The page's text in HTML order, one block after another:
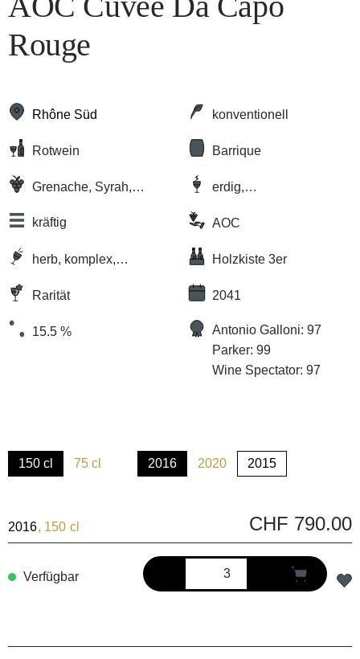
Rouge
Rhône Süd konventionell
Rotwein Barrique
Grenache, Syrah,
Trauben
erdig,
würzig
kräftig AOC
herb, komplex,
Holzkiste 3er
Rarität 2041
15.5 %
Antonio Galloni: 97
Parker: 99
Wine Spectator: 97
150 cl 75 cl 2016 2020 2015
2016, 150 cl CHF 790.00
Verfügbar